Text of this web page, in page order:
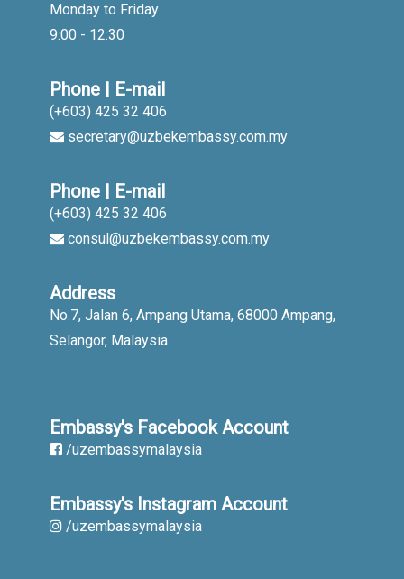
Monday to Friday
9:00 - 12:30
Phone | E-mail
(+603) 425 32 406
secretary@uzbekembassy.com.my
Phone | E-mail
(+603) 425 32 406
consul@uzbekembassy.com.my
Address
No.7, Jalan 6, Ampang Utama, 68000 Ampang,
Selangor, Malaysia
Embassy's Facebook Account
/uzembassymalaysia
Embassy's Instagram Account
/uzembassymalaysia